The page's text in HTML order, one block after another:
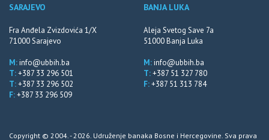
SARAJEVO
Fra Anđela Zvizdovića 1/X
71000 Sarajevo
M:info@ubbih.ba
T:+387 33 296 501
T:+387 33 296 502
F:+387 33 296 509
BANJA LUKA
Aleja Svetog Save 7a
51000 Banja Luka
M:info@ubbih.ba
T:+387 51 327 780
F:+387 51 313 784
Copyright © 2004. - 2026. Udruženje banaka Bosne i Hercegovine. Sva prava